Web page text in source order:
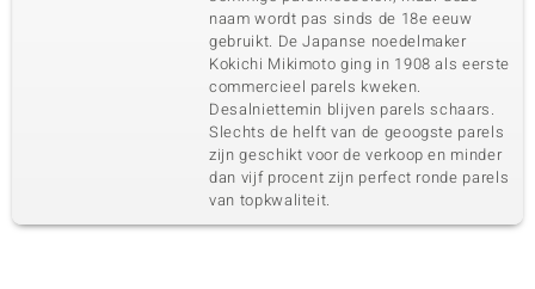
naam wordt pas sinds de 18e eeuw
gebruikt. De Japanse noedelmaker
Kokichi Mikimoto ging in 1908 als eerste
commercieel parels kweken.
Desalniettemin blijven parels schaars.
Slechts de helft van de geoogste parels
zijn geschikt voor de verkoop en minder
dan vijf procent zijn perfect ronde parels
van topkwaliteit.